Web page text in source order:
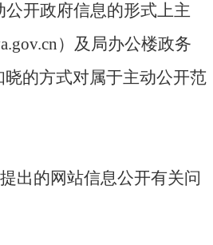
开政府信息的形式上主
）及局办公楼政务
的方式对属于主动公开范
出的网站信息公开有关问